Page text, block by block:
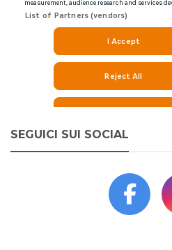
SEGUICI SUI SOCIAL